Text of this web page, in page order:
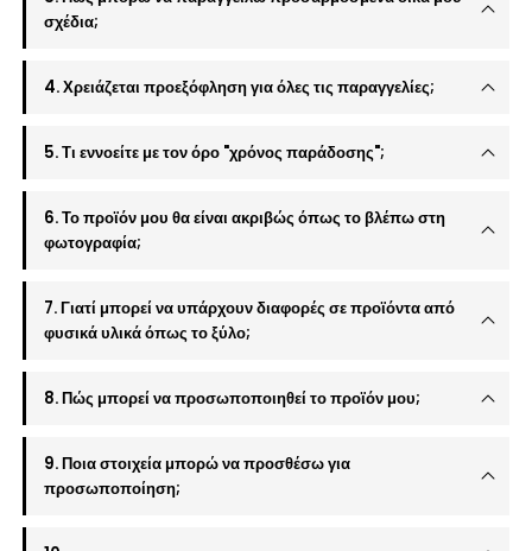
σχέδια;
4. Χρειάζεται προεξόφληση για όλες τις παραγγελίες;
5. Τι εννοείτε με τον όρο "χρόνος παράδοσης";
6. Το προϊόν μου θα είναι ακριβώς όπως το βλέπω στη
φωτογραφία;
7. Γιατί μπορεί να υπάρχουν διαφορές σε προϊόντα από
φυσικά υλικά όπως το ξύλο;
8. Πώς μπορεί να προσωποποιηθεί το προϊόν μου;
9. Ποια στοιχεία μπορώ να προσθέσω για
προσωποποίηση;